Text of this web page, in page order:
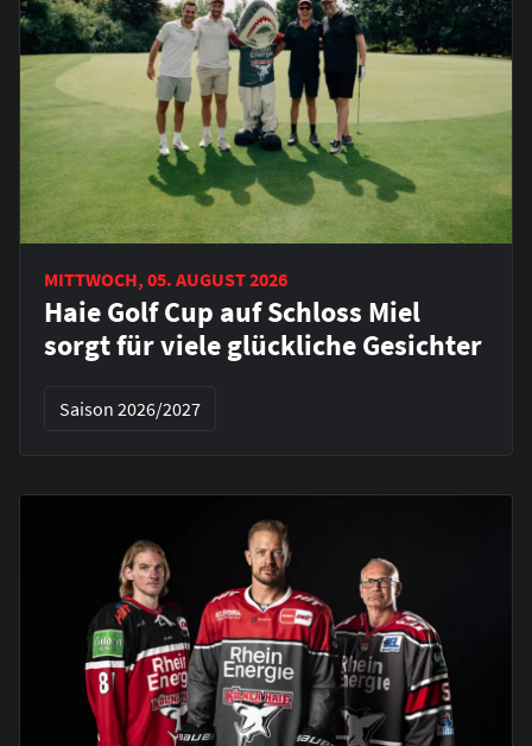
MITTWOCH, 05. AUGUST 2026
Haie Golf Cup auf Schloss Miel
sorgt für viele glückliche Gesichter
Saison 2026/2027